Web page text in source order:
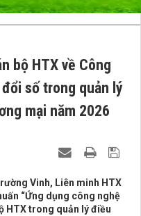
bộ HTX về Công
số trong quản lý
mại năm 2026
Vinh, Liên minh HTX
“Ứng dụng công nghệ
HTX trong quản lý điều